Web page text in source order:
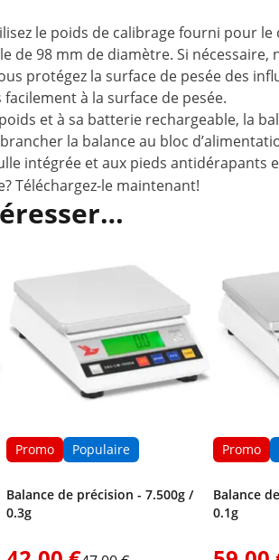
ou à une imprimante via
le poids de calibrage fourni pour le
98 mm de diamètre. Si
protégez la surface de pesée des
à la surface de pesée.
et à sa batterie rechargeable, la
la balance au bloc
intégrée et aux pieds antidérapants
Téléchargez-le maintenant!
Promo Populaire
Balance de précision - 7.500g /
0.3g
Promo
Balance
0.1g